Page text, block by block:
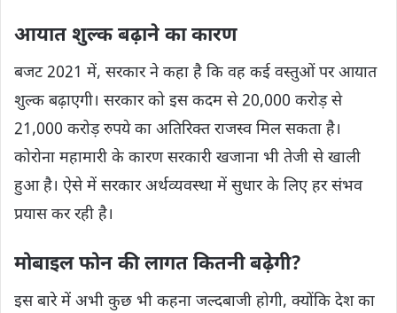
आयात शुल्क बढ़ाने का कारण
बजट 2021 में, सरकार ने कहा है कि वह कई वस्तुओं पर आयात
शुल्क बढ़ाएगी। सरकार को इस कदम से 20,000 करोड़ से
21,000 करोड़ रुपये का अतिरिक्त राजस्व मिल सकता है।
कोरोना महामारी के कारण सरकारी खजाना भी तेजी से खाली
हुआ है। ऐसे में सरकार अर्थव्यवस्था में सुधार के लिए हर संभव
प्रयास कर रही है।
मोबाइल फोन की लागत कितनी बढ़ेगी?
इस बारे में अभी कुछ भी कहना जल्दबाजी होगी, क्योंकि देश का